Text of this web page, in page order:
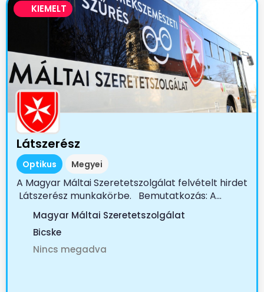
KIEMELT
Látszerész
Optikus Megyei
A Magyar Máltai Szeretetszolgálat felvételt hirdet
Látszerész munkakörbe. Bemutatkozás: A...
Magyar Máltai Szeretetszolgálat
Bicske
Nincs megadva